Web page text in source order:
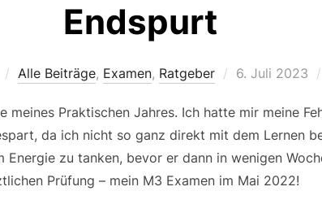
Endspurt
Alle Beiträge, Examen, Ratgeber
Veröffentlicht
6. Juli 2023
meines Praktischen Jahres. Ich hatte mir meine
da ich nicht so ganz direkt mit dem Lernen
Energie zu tanken, bevor er dann in wenigen
Prüfung – mein M3 Examen im Mai 2022!